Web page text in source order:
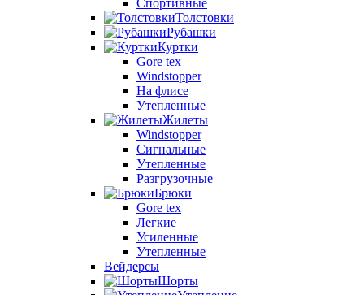
Спортивные
Толстовки
Рубашки
Куртки
Gore tex
Windstopper
На флисе
Утепленные
Жилеты
Windstopper
Сигнальные
Утепленные
Разгрузочные
Брюки
Gore tex
Легкие
Усиленные
Утепленные
Вейдерсы
Шорты